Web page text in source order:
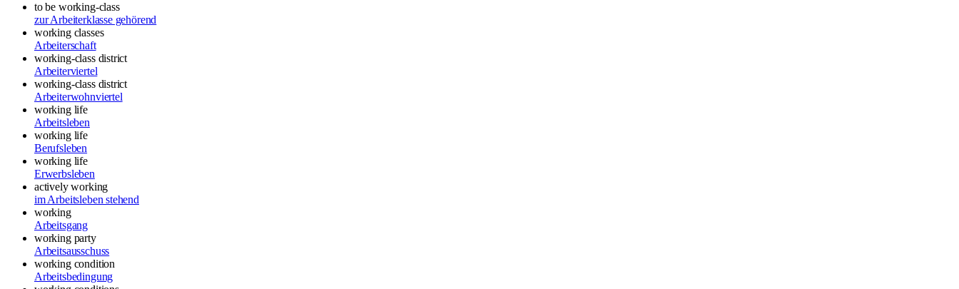
to be working-class
zur Arbeiterklasse gehörend
working classes
Arbeiterschaft
working-class district
Arbeiterviertel
working-class district
Arbeiterwohnviertel
working life
Arbeitsleben
working life
Berufsleben
working life
Erwerbsleben
actively working
im Arbeitsleben stehend
working
Arbeitsgang
working party
Arbeitsausschuss
working condition
Arbeitsbedingung